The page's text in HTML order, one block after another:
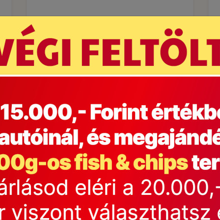
Kocsiba
Mi a Family Frost titka?